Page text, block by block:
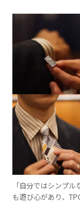
「自分ではシンプ
も遊び心があり、